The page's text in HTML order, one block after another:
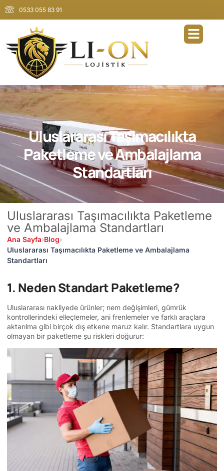
0533 055 83 91
Uluslararası Taşımacılıkta
Paketleme ve Ambalajlama
Standartları
Uluslararası Taşımacılıkta Paketleme
ve Ambalajlama Standartları
Ana Sayfa›Blog›
Uluslararası Taşımacılıkta Paketleme ve Ambalajlama
Standartları
1. Neden Standart Paketleme?
Uluslararası nakliyede ürünler; nem değişimleri, gümrük
kontrollerindeki elleçlemeler, ani frenlemeler ve farklı araçlara
aktarılma gibi birçok dış etkene maruz kalır. Standartlara uygun
olmayan bir paketleme şu riskleri doğurur: